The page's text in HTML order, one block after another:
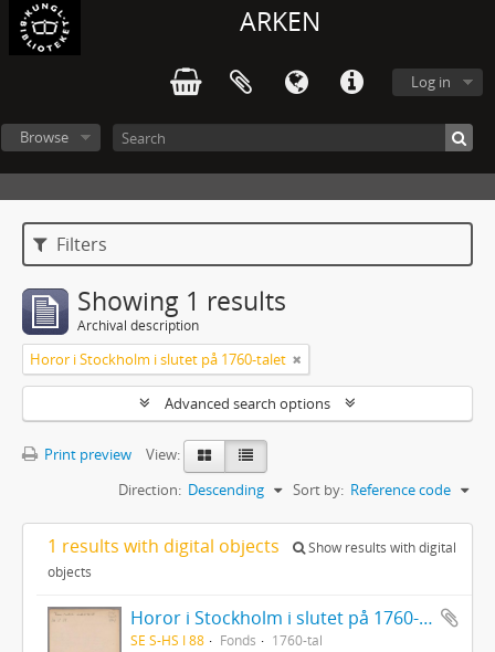
ARKEN
Log in
Browse
Filters
Showing 1 results
Archival description
Horor i Stockholm i slutet på 1760-talet
Advanced search options
Print preview
View:
Sort by: Reference code
Direction: Descending
1 results with digital objects
Show results with digital
objects
Horor i Stockholm i slutet på 1760-talet
SE S-HS I 88 Fonds 1760-tal